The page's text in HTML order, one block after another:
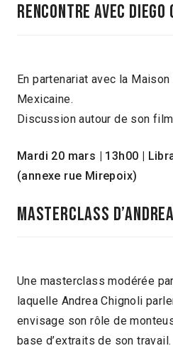
RENCONTRE AVEC
En partenariat avec la
Mexicaine.
Discussion autour de son film
Mardi 20 mars | 13h00 |
(annexe rue Mirepoix)
MASTERCLASS
Une masterclass modérée
laquelle Andrea Chignoli
envisage son rôle de
base d’extraits de son travail.